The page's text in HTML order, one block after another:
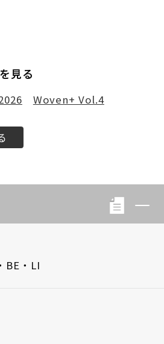
見る
Woven+ Vol.4
BE・LI